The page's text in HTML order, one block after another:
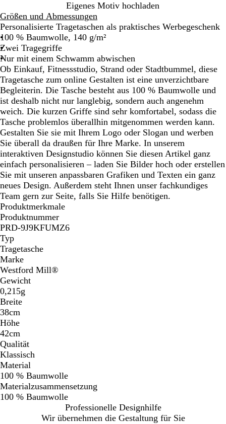
h
w
a
r
z
a
n
z
ö
s
i
s
c
h
e
s
M
a
r
i
n
e
b
l
a
u
a
f
i
t
g
r
a
u
t
u
r
i
ß
Eigenes Motiv hochladen
Größen und Abmessungen
Personalisierte Tragetaschen als praktisches Werbegeschenk
100 % Baumwolle, 140 g/m²
Zwei Tragegriffe
Nur mit einem Schwamm abwischen
Ob Einkauf, Fitnessstudio, Strand oder Stadtbummel, diese
Tragetasche zum online Gestalten ist eine unverzichtbare
Begleiterin. Die Tasche besteht aus 100 % Baumwolle und
ist deshalb nicht nur langlebig, sondern auch angenehm
weich. Die kurzen Griffe sind sehr komfortabel, sodass die
Tasche problemlos überallhin mitgenommen werden kann.
Gestalten Sie sie mit Ihrem Logo oder Slogan und werben
Sie überall da draußen für Ihre Marke. In unserem
interaktiven Designstudio können Sie diesen Artikel ganz
einfach personalisieren – laden Sie Bilder hoch oder erstellen
Sie mit unseren anpassbaren Grafiken und Texten ein ganz
neues Design. Außerdem steht Ihnen unser fachkundiges
Team gern zur Seite, falls Sie Hilfe benötigen.
Produktmerkmale
Produktnummer
PRD-9J9KFUMZ6
Typ
Tragetasche
Marke
Westford Mill®
Gewicht
0,215g
Breite
38cm
Höhe
42cm
Qualität
Klassisch
Material
100 % Baumwolle
Materialzusammensetzung
100 % Baumwolle
Professionelle Designhilfe
Wir übernehmen die Gestaltung für Sie